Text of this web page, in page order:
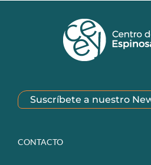
Suscríbete a nuestro
CONTACTO